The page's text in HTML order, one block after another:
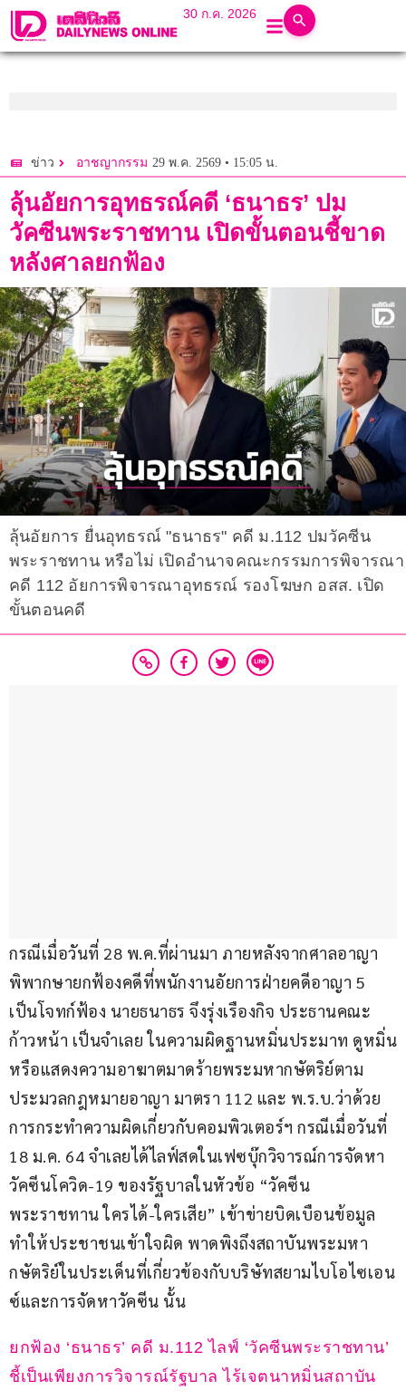
30 ก.ค. 2026
ข่าว อาชญากรรม 29 พ.ค. 2569 • 15:05 น.
ลุ้นอัยการอุทธรณ์คดี ‘ธนาธร’ ปม
วัคซีนพระราชทาน เปิดขั้นตอนชี้ขาด
หลังศาลยกฟ้อง
ลุ้นอัยการ ยื่นอุทธรณ์ "ธนาธร" คดี ม.112 ปมวัคซีน
พระราชทาน หรือไม่ เปิดอำนาจคณะกรรมการพิจารณา
คดี 112 อัยการพิจารณาอุทธรณ์ รองโฆษก อสส. เปิด
ขั้นตอนคดี
กรณีเมื่อวันที่ 28 พ.ค.ที่ผ่านมา ภายหลังจากศาลอาญา
พิพากษายกฟ้องคดีที่พนักงานอัยการฝ่ายคดีอาญา 5
เป็นโจทก์ฟ้อง นายธนาธร จึงรุ่งเรืองกิจ ประธานคณะ
ก้าวหน้า เป็นจำเลย ในความผิดฐานหมิ่นประมาท ดูหมิ่น
หรือแสดงความอาฆาตมาดร้ายพระมหากษัตริย์ตาม
ประมวลกฎหมายอาญา มาตรา 112 และ พ.ร.บ.ว่าด้วย
การกระทำความผิดเกี่ยวกับคอมพิวเตอร์ฯ กรณีเมื่อวันที่
18 ม.ค. 64 จำเลยได้ไลฟ์สดในเฟซบุ๊กวิจารณ์การจัดหา
วัคซีนโควิด-19 ของรัฐบาลในหัวข้อ “วัคซีน
พระราชทาน ใครได้-ใครเสีย” เข้าข่ายบิดเบือนข้อมูล
ทำให้ประชาชนเข้าใจผิด พาดพิงถึงสถาบันพระมหา
กษัตริย์ในประเด็นที่เกี่ยวข้องกับบริษัทสยามไบโอไซเอน
ซ์และการจัดหาวัคซีน นั้น
ยกฟ้อง ‘ธนาธร’ คดี ม.112 ไลฟ์ ‘วัคซีนพระราชทาน’
ชี้เป็นเพียงการวิจารณ์รัฐบาล ไร้เจตนาหมิ่นสถาบัน